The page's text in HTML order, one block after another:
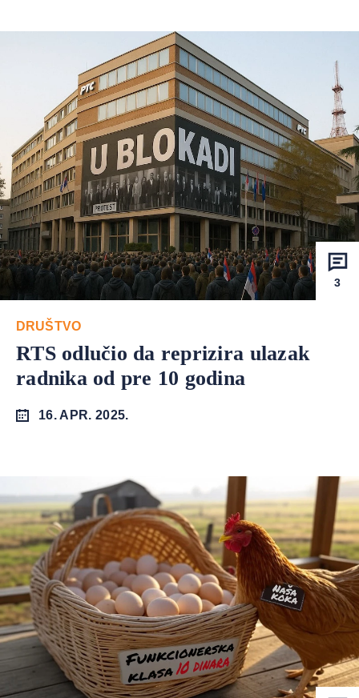
3
DRUŠTVO
RTS odlučio da reprizira ulazak
radnika od pre 10 godina
16. APR. 2025.